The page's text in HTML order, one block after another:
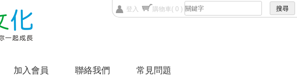
登入 購物車( 0 )
加入會員 聯絡我們 常見問題